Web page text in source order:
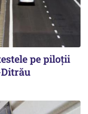
pe piloții